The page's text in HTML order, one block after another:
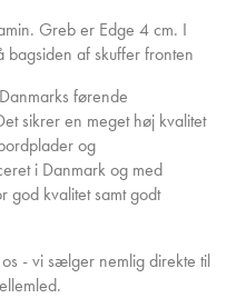
Greb er Edge 4 cm. I
bagsiden af skuffer fronten
førende
sikrer en meget høj kvalitet
og
i Danmark og med
god kvalitet samt godt
- vi sælger nemlig direkte til